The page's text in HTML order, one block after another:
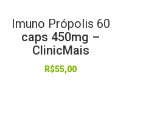
Imuno Própolis 60
caps 450mg –
ClinicMais
R$55,00